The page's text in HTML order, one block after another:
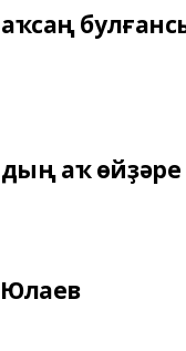
аҡ өйҙәре
Юлаев